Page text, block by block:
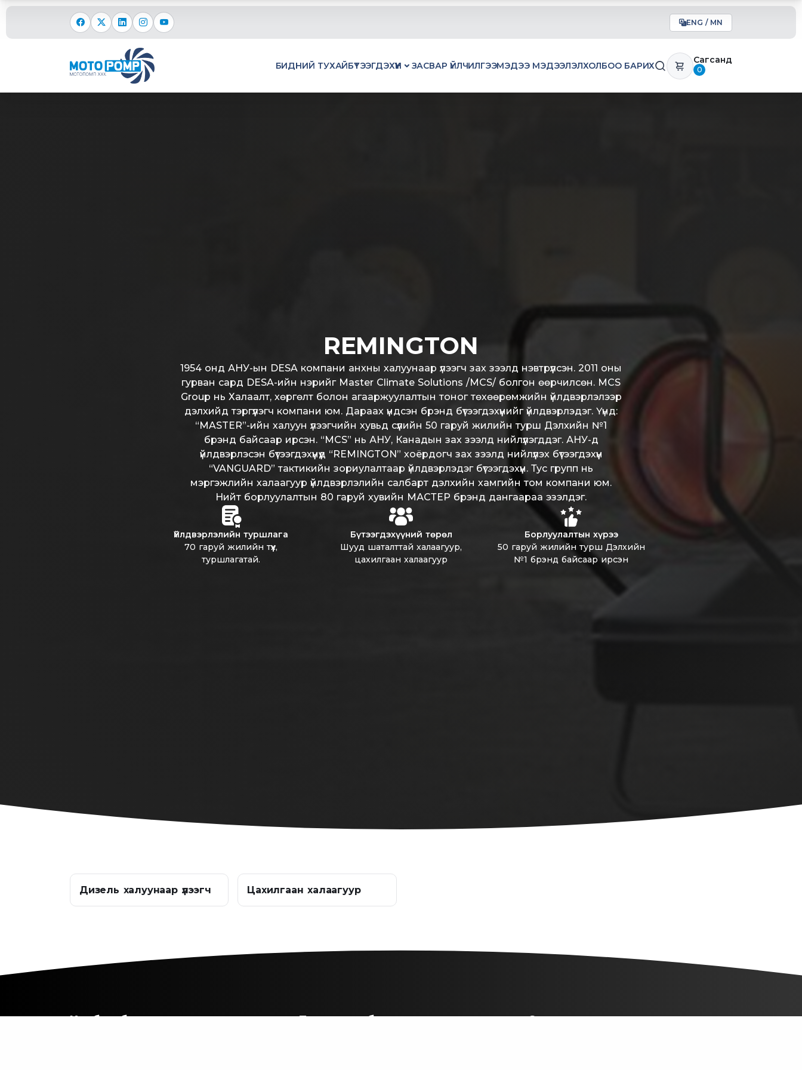
ENG / MN
БИДНИЙ ТУХАЙБҮТЭЭГДЭХҮҮН ЗАСВАР ҮЙЛЧИЛГЭЭМЭДЭЭ МЭДЭЭЛЭЛХОЛБОО БАРИХ
Сагсанд
0
REMINGTON
1954 онд АНУ-ын DESA компани анхны халуунаар үлээгч зах зээлд нэвтрүүлсэн. 2011 оны
гурван сард DESA-ийн нэрийг Master Climate Solutions /MCS/ болгон өөрчилсөн. MCS
Group нь Халаалт, хөргөлт болон агааржуулалтын тоног төхөөрөмжийн үйлдвэрлэлээр
дэлхийд тэргүүлэгч компани юм. Дараах үндсэн брэнд бүтээгдэхүүнийг үйлдвэрлэдэг. Үүнд:
“MASTER”-ийн халуун үлээгчийн хувьд сүүлийн 50 гаруй жилийн турш Дэлхийн №1
брэнд байсаар ирсэн. “MCS” нь АНУ, Канадын зах зээлд нийлүүлэгддэг. АНУ-д
үйлдвэрлэсэн бүтээгдэхүүнүүд “REMINGTON” хоёрдогч зах зээлд нийлүүлэх бүтээгдэхүүн
“VANGUARD” тактикийн зориулалтаар үйлдвэрлэдэг бүтээгдэхүүн. Тус групп нь
мэргэжлийн халаагуур үйлдвэрлэлийн салбарт дэлхийн хамгийн том компани юм.
Нийт борлуулалтын 80 гаруй хувийн МАСТЕР брэнд дангаараа эзэлдэг.
Үйлдвэрлэлийн туршлага
70 гаруй жилийн түүх,
туршлагатай.
Бүтээгдэхүүний төрөл
Шууд шаталттай халаагуур,
цахилгаан халаагуур
Борлуулалтын хүрээ
50 гаруй жилийн турш Дэлхийн
№1 брэнд байсаар ирсэн
Дизель халуунаар үлээгч Цахилгаан халаагуур
Холбоо барих Бүтээгдэхүүн брэндүүд Санал хүсэлт илгээх